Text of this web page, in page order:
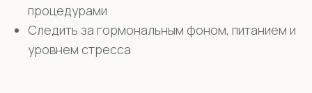
процедурами
Следить за гормональным фоном, питанием и
уровнем стресса